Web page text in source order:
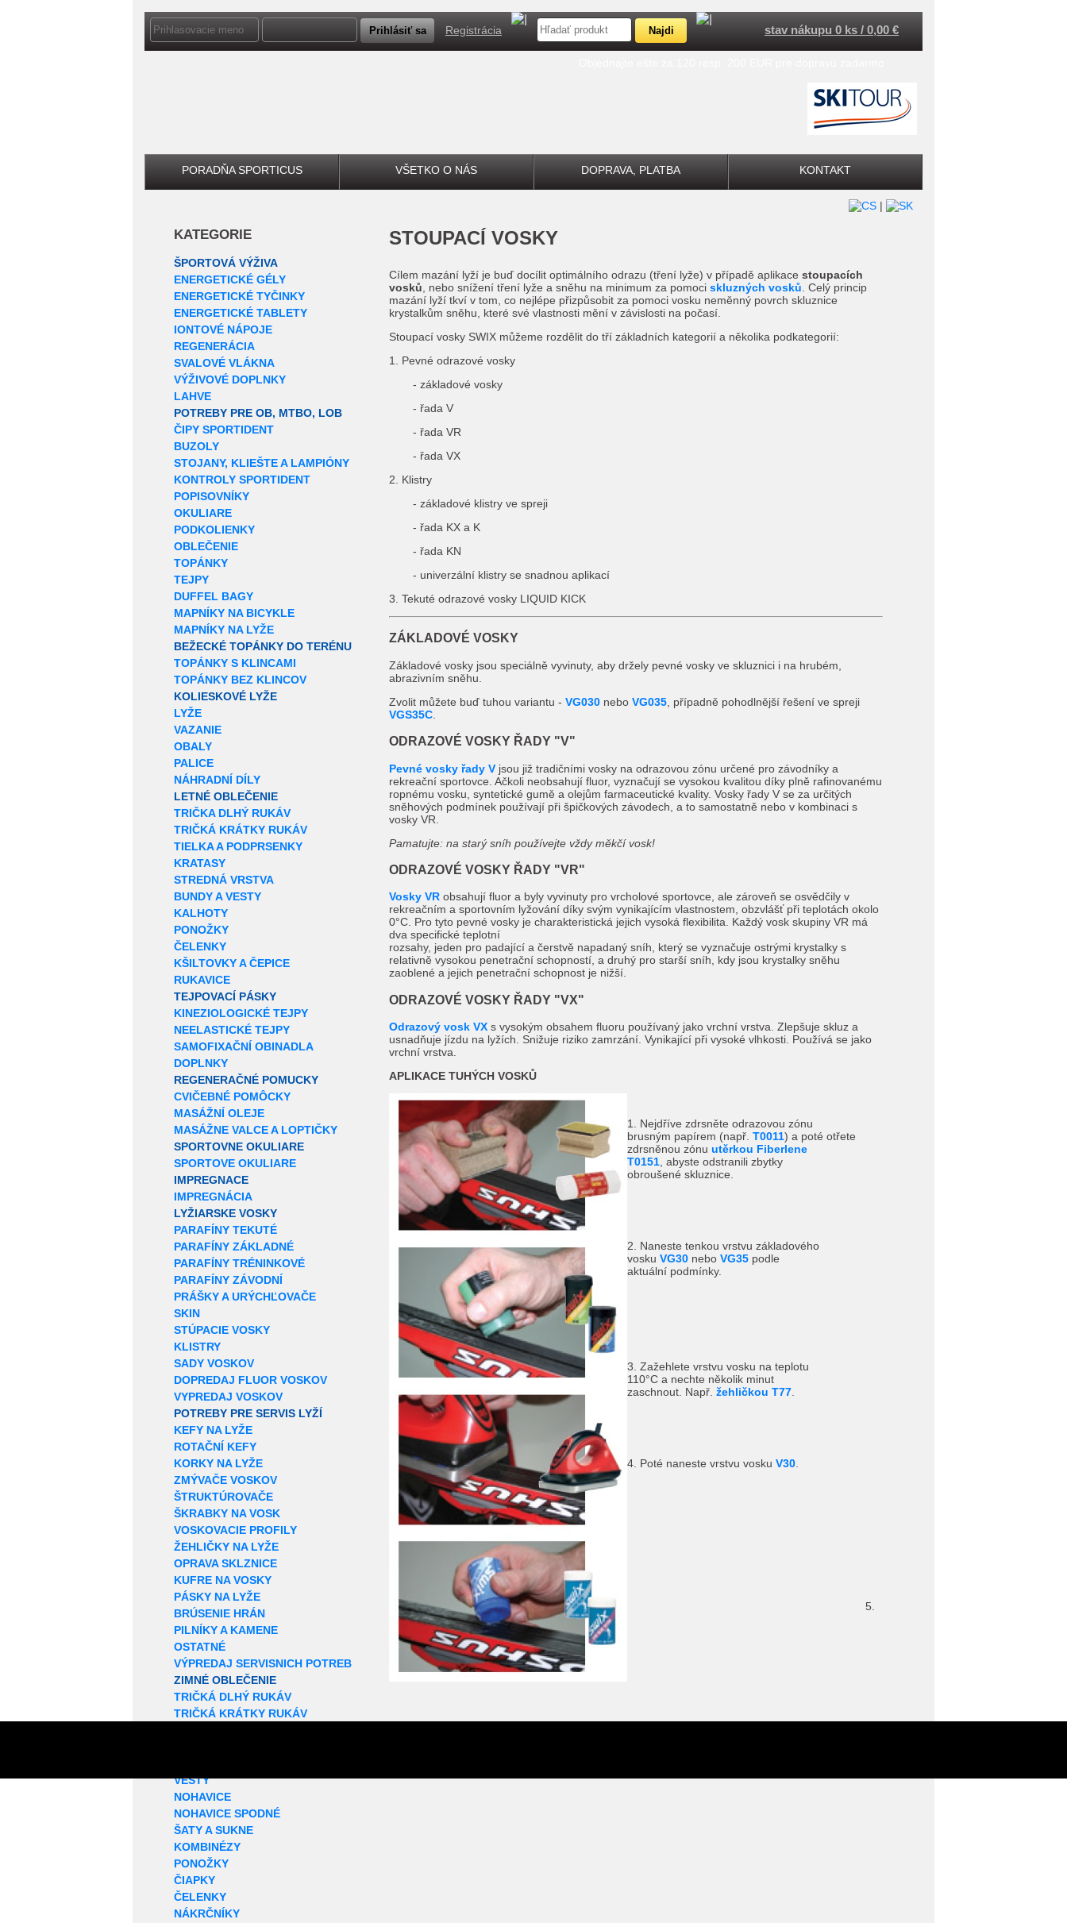
Registrácia stav nákupu 0 ks / 0,00 €
PORADŇA SPORTICUS VŠETKO O NÁS DOPRAVA, PLATBA KONTAKT
|
KATEGORIE
ŠPORTOVÁ VÝŽIVA
ENERGETICKÉ GÉLY
ENERGETICKÉ TYČINKY
ENERGETICKÉ TABLETY
IONTOVÉ NÁPOJE
REGENERÁCIA
SVALOVÉ VLÁKNA
VÝŽIVOVÉ DOPLNKY
LAHVE
POTREBY PRE OB, MTBO, LOB
ČIPY SPORTIDENT
BUZOLY
STOJANY, KLIEŠTE A LAMPIÓNY
KONTROLY SPORTIDENT
POPISOVNÍKY
OKULIARE
PODKOLIENKY
OBLEČENIE
TOPÁNKY
TEJPY
DUFFEL BAGY
MAPNÍKY NA BICYKLE
MAPNÍKY NA LYŽE
BEŽECKÉ TOPÁNKY DO TERÉNU
TOPÁNKY S KLINCAMI
TOPÁNKY BEZ KLINCOV
KOLIESKOVÉ LYŽE
LYŽE
VAZANIE
OBALY
PALICE
NÁHRADNÍ DÍLY
LETNÉ OBLEČENIE
TRIČKA DLHÝ RUKÁV
TRIČKÁ KRÁTKY RUKÁV
TIELKA A PODPRSENKY
KRATASY
STREDNÁ VRSTVA
BUNDY A VESTY
KALHOTY
PONOŽKY
ČELENKY
KŠILTOVKY A ČEPICE
RUKAVICE
TEJPOVACÍ PÁSKY
KINEZIOLOGICKÉ TEJPY
NEELASTICKÉ TEJPY
SAMOFIXAČNÍ OBINADLA
DOPLNKY
REGENERAČNÉ POMUCKY
CVIČEBNÉ POMÔCKY
MASÁŽNÍ OLEJE
MASÁŽNE VALCE A LOPTIČKY
SPORTOVNE OKULIARE
SPORTOVE OKULIARE
IMPREGNACE
IMPREGNÁCIA
LYŽIARSKE VOSKY
PARAFÍNY TEKUTÉ
PARAFÍNY ZÁKLADNÉ
PARAFÍNY TRÉNINKOVÉ
PARAFÍNY ZÁVODNÍ
PRÁŠKY A URÝCHĽOVAČE
SKIN
STÚPACIE VOSKY
KLISTRY
SADY VOSKOV
DOPREDAJ FLUOR VOSKOV
VYPREDAJ VOSKOV
POTREBY PRE SERVIS LYŽÍ
KEFY NA LYŽE
ROTAČNÍ KEFY
KORKY NA LYŽE
ZMÝVAČE VOSKOV
ŠTRUKTÚROVAČE
ŠKRABKY NA VOSK
VOSKOVACIE PROFILY
ŽEHLIČKY NA LYŽE
OPRAVA SKLZNICE
KUFRE NA VOSKY
PÁSKY NA LYŽE
BRÚSENIE HRÁN
PILNÍKY A KAMENE
OSTATNÉ
VÝPREDAJ SERVISNICH POTREB
ZIMNÉ OBLEČENIE
TRIČKÁ DLHÝ RUKÁV
TRIČKÁ KRÁTKY RUKÁV
VESTY
NOHAVICE
NOHAVICE SPODNÉ
ŠATY A SUKNE
KOMBINÉZY
PONOŽKY
ČIAPKY
ČELENKY
NÁKRČNÍKY
STOUPACÍ VOSKY
Cílem mazání lyží je buď docílit optimálního odrazu (tření lyže) v případě aplikace stoupacích
vosků , nebo snížení tření lyže a sněhu na minimum za pomoci skluzných vosků . Celý princip
mazání lyží tkví v tom, co nejlépe přizpůsobit za pomoci vosku neměnný povrch skluznice
krystalkům sněhu, které své vlastnosti mění v závislosti na počasí.
Stoupací vosky SWIX můžeme rozdělit do tří základních kategorií a několika podkategorií:
1. Pevné odrazové vosky
- základové vosky
- řada V
- řada VR
- řada VX
2. Klistry
- základové klistry ve spreji
- řada KX a K
- řada KN
- univerzální klistry se snadnou aplikací
3. Tekuté odrazové vosky LIQUID KICK
ZÁKLADOVÉ VOSKY
Základové vosky jsou speciálně vyvinuty, aby držely pevné vosky ve skluznici i na hrubém,
abrazivním sněhu.
Zvolit můžete buď tuhou variantu - VG030 nebo VG035 , případně pohodlnější řešení ve spreji
VGS35C
ODRAZOVÉ VOSKY ŘADY "V"
Pevné vosky řady V jsou již tradičními vosky na odrazovou zónu určené pro závodníky a
rekreační sportovce. Ačkoli neobsahují fluor, vyznačují se vysokou kvalitou díky plně rafinovanému
ropnému vosku, syntetické gumě a olejům farmaceutické kvality. Vosky řady V se za určitých
sněhových podmínek používají při špičkových závodech, a to samostatně nebo v kombinaci s
vosky VR.
Pamatujte: na starý sníh používejte vždy měkčí vosk!
ODRAZOVÉ VOSKY ŘADY "VR"
Vosky VR obsahují fluor a byly vyvinuty pro vrcholové sportovce, ale zároveň se osvědčily v
rekreačním a sportovním lyžování díky svým vynikajícím vlastnostem, obzvlášť při teplotách okolo
0°C. Pro tyto pevné vosky je charakteristická jejich vysoká flexibilita. Každý vosk skupiny VR má
dva specifické teplotní
rozsahy, jeden pro padající a čerstvě napadaný sníh, který se vyznačuje ostrými krystalky s
relativně vysokou penetrační schopností, a druhý pro starší sníh, kdy jsou krystalky sněhu
zaoblené a jejich penetrační schopnost je nižší.
ODRAZOVÉ VOSKY ŘADY "VX"
Odrazový vosk VX s vysokým obsahem fluoru používaný jako vrchní vrstva. Zlepšuje skluz a
usnadňuje jízdu na lyžích. Snižuje riziko zamrzání. Vynikající při vysoké vlhkosti. Používá se jako
vrchní vrstva.
APLIKACE TUHÝCH VOSKŮ
1. Nejdříve zdrsněte odrazovou zónu
brusným papírem (např. T0011) a poté otřete
zdrsněnou zónu utěrkou Fiberlene
T0151 , abyste odstranili zbytky
obroušené skluznice.
2. Naneste tenkou vrstvu základového
vosku VG30 nebo VG35 podle
aktuální podmínky.
3. Zažehlete vrstvu vosku na teplotu
110°C a nechte několik minut
zaschnout. Např. žehličkou T77
4. Poté naneste vrstvu vosku V30
5.